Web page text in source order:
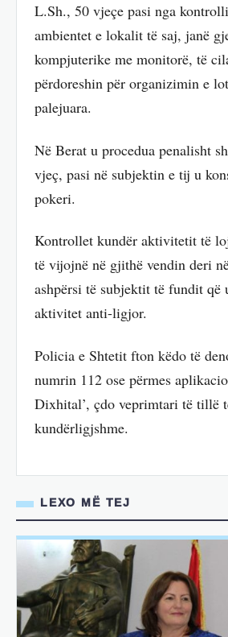
L.Sh., 50 vjeçe pasi nga
ambientet e lokalit të saj, janë
kompjuterike me monitorë, të
përdoreshin për organizimin e
palejuara.
Në Berat u procedua penalisht
vjeç, pasi në subjektin e tij u
pokeri.
Kontrollet kundër aktivitetit të
të vijojnë në gjithë vendin deri
ashpërsi të subjektit të fundit që
aktivitet anti-ligjor.
Policia e Shtetit fton këdo të
numrin 112 ose përmes
Dixhital’, çdo veprimtari të tillë
kundërligjshme.
LEXO MË TEJ